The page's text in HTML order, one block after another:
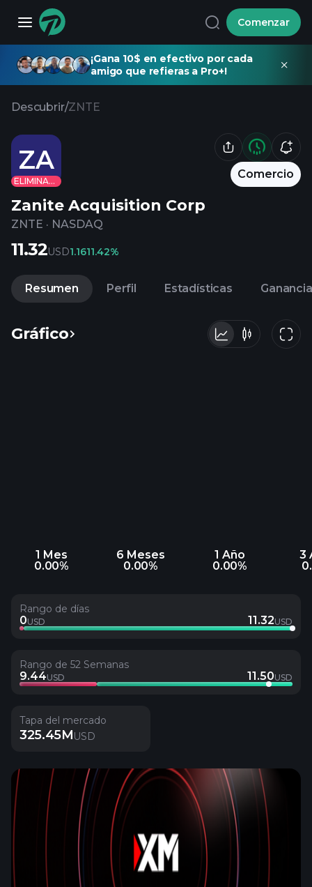
Comenzar
¡Gana 10$ en efectivo por cada
amigo que refieras a Pro+!
Descubrir/ZNTE
ZA
ELIMINADO
Comercio
Zanite Acquisition Corp
ZNTE · NASDAQ
11.32USD1.1611.42%
Resumen Perfil Estadísticas
Gráfico
1 Mes
0.00%
6 Meses
0.00%
1 Año
0.00%
3
Rango de días
0USD 11.32USD
Rango de 52 Semanas
9.44USD 11.50USD
Tapa del mercado
325.45MUSD